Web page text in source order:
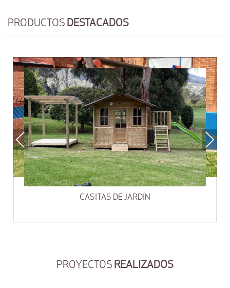
PRODUCTOS DESTACADOS
CASITAS DE JARDÍN
Previous Next
PROYECTOS REALIZADOS